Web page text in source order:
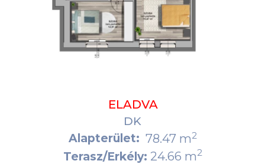
ELADVA
DK
Alapterület: 78.47 m2
Terasz/Erkély: 24.66 m2